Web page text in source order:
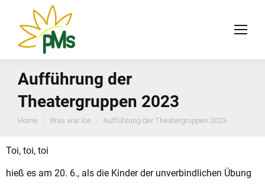
Aufführung der
Theatergruppen 2023
You are here:
Home Was war los Aufführung der Theatergruppen 2023
Toi, toi, toi
hieß es am 20. 6., als die Kinder der unverbindlichen Übung